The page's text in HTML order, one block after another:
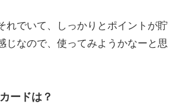
れでいて、しっかりとポイントが貯
じなので、使ってみようかなーと思
ードは？